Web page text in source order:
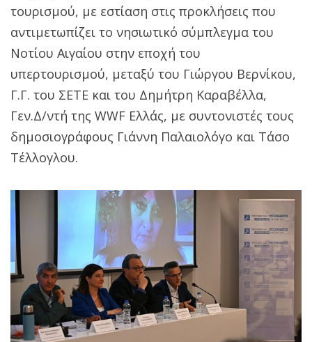
τουρισμού, με εστίαση στις προκλήσεις που
αντιμετωπίζει το νησιωτικό σύμπλεγμα του
Νοτίου Αιγαίου στην εποχή του
υπερτουρισμού, μεταξύ του Γιώργου Βερνίκου,
Γ.Γ. του ΣΕΤΕ και του Δημήτρη Καραβέλλα,
Γεν.Δ/ντή της WWF Ελλάς, με συντονιστές τους
δημοσιογράφους Γιάννη Παλαιολόγο και Τάσο
Τέλλογλου.